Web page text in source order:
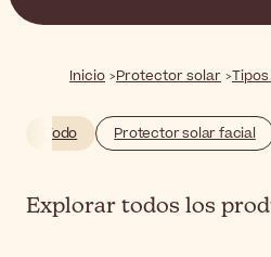
Inicio Protector solar
Todo Protector solar facial
Explorar todos los